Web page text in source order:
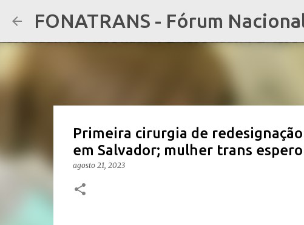
FONATRANS - Fórum
Primeira cirurgia de
em Salvador; mulher trans
agosto 21, 2023